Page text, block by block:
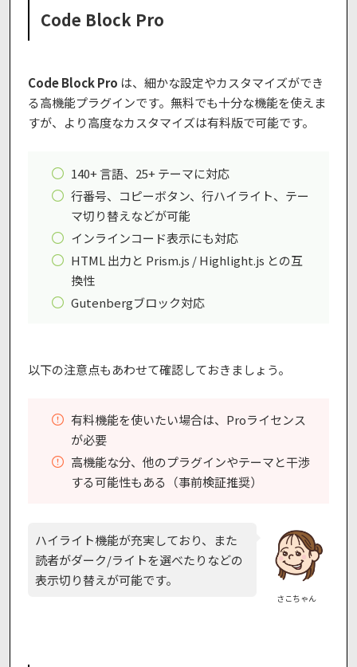
Code Block Pro
Code Block Pro は、細かな設定やカスタマイズができ
る高機能プラグインです。無料でも十分な機能を使えま
すが、より高度なカスタマイズは有料版で可能です。
140+ 言語、25+ テーマに対応
行番号、コピーボタン、行ハイライト、テー
マ切り替えなどが可能
インラインコード表示にも対応
HTML 出力と Prism.js / Highlight.js との互
換性
Gutenbergブロック対応
以下の注意点もあわせて確認しておきましょう。
有料機能を使いたい場合は、Proライセンス
が必要
高機能な分、他のプラグインやテーマと干渉
する可能性もある（事前検証推奨）
さこちゃん
ハイライト機能が充実しており、また
読者がダーク/ライトを選べたりなどの
表示切り替えが可能です。